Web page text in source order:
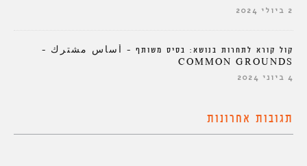
2 ביולי 2024
קול קורא לתחרות בנושא: בסיס משותף – أساس مشترك –
COMMON GROUNDS
4 ביוני 2024
תגובות אחרונות